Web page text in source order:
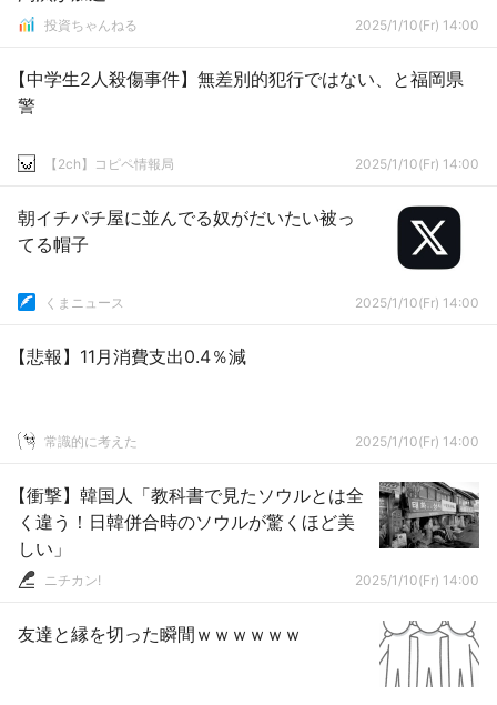
投資ちゃんねる 2025/1/10(Fr) 14:00
【中学生2人殺傷事件】無差別的犯行ではない、と福岡県
警
【2ch】コピペ情報局 2025/1/10(Fr) 14:00
朝イチパチ屋に並んでる奴がだいたい被っ
てる帽子
くまニュース 2025/1/10(Fr) 14:00
【悲報】11月消費支出0.4％減
常識的に考えた 2025/1/10(Fr) 14:00
【衝撃】韓国人「教科書で見たソウルとは全
く違う！日韓併合時のソウルが驚くほど美
しい」
ニチカン! 2025/1/10(Fr) 14:00
友達と縁を切った瞬間ｗｗｗｗｗｗ